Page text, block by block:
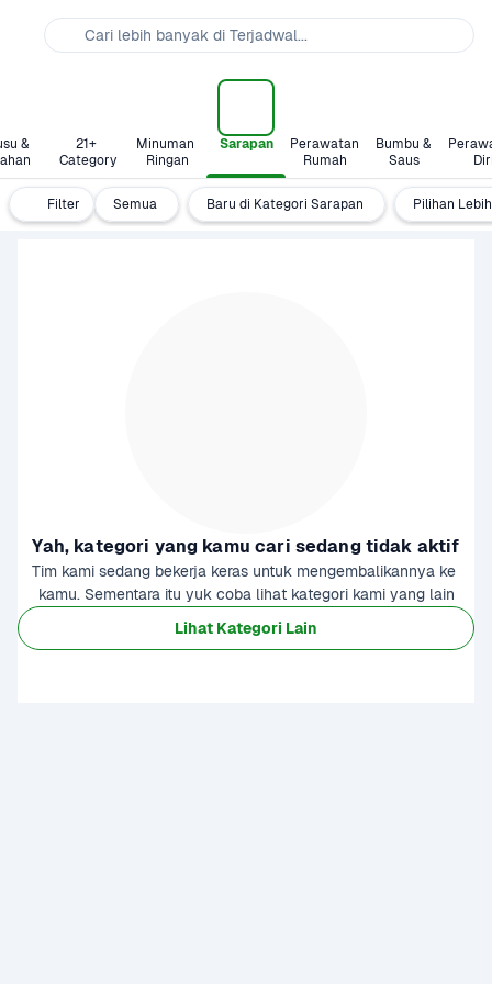
&
21+
Category
Minuman
Ringan
Sarapan
Perawatan
Rumah
Bumbu &
Saus
Filter Semua Baru di Kategori Sarapan Pilihan
Yah, kategori yang kamu cari sedang tidak aktif
Tim kami sedang bekerja keras untuk mengembalikannya ke
kamu. Sementara itu yuk coba lihat kategori kami yang lain
Lihat Kategori Lain
Cari lebih banyak di Terjadwal...